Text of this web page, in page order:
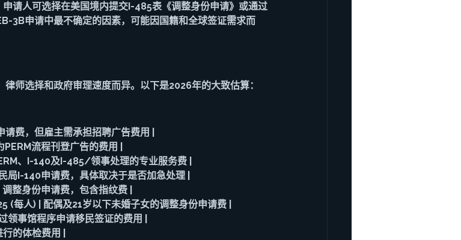
请人可选择在美国境内提交I-485表《调整身份申请》或通过
3B申请中最不确定的因素，可能因国籍和全球签证需求而
师选择和政府审理速度而异。以下是2026年的大致估算：
费，但雇主需承担招聘广告费用 |
流程刊登广告的费用 |
、I-140及I-485/领事处理的专业服务费 |
局I-140申请费，具体取决于是否加急处理 |
整身份申请费，包含指纹费 |
(每人) | 配偶及21岁以下未婚子女的调整身份申请费 |
领事馆程序申请移民签证的费用 |
的体检费用 |